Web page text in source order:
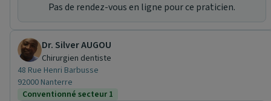
Pas de rendez-vous en ligne pour ce praticien.
Dr. Silver AUGOU
Chirurgien dentiste
48 Rue Henri Barbusse
92000 Nanterre
Conventionné secteur 1